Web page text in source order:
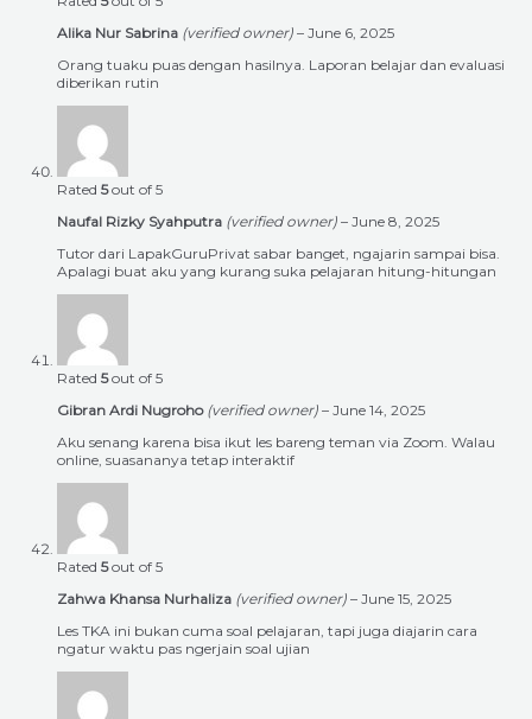
Alika Nur Sabrina (verified owner) – June 6, 2025
Orang tuaku puas dengan hasilnya. Laporan belajar dan evaluasi
diberikan rutin
Rated 5out of 5
Naufal Rizky Syahputra (verified owner) – June 8, 2025
Tutor dari LapakGuruPrivat sabar banget, ngajarin sampai bisa.
Apalagi buat aku yang kurang suka pelajaran hitung-hitungan
Rated 5out of 5
Gibran Ardi Nugroho (verified owner) – June 14, 2025
Aku senang karena bisa ikut les bareng teman via Zoom. Walau
online, suasananya tetap interaktif
Rated 5out of 5
Zahwa Khansa Nurhaliza (verified owner) – June 15, 2025
Les TKA ini bukan cuma soal pelajaran, tapi juga diajarin cara
ngatur waktu pas ngerjain soal ujian